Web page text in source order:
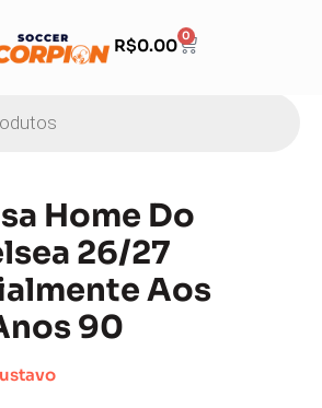
R$0.00 0
Home Do
26/27
Aos
90